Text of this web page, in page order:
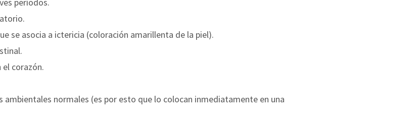
se asocia a ictericia (coloración amarillenta de la piel).
corazón.
ambientales normales (es por esto que lo colocan inmediatamente en una